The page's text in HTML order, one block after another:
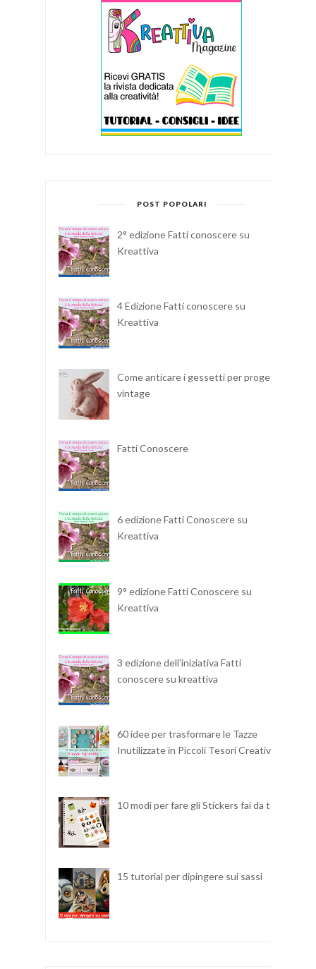
POST POPOLARI
2° edizione Fatti conoscere su
Kreattiva
4 Edizione Fatti conoscere su
Kreattiva
Come anticare i gessetti per progetti
vintage
Fatti Conoscere
6 edizione Fatti Conoscere su
Kreattiva
9° edizione Fatti Conoscere su
Kreattiva
3 edizione dell'iniziativa Fatti
conoscere su kreattiva
60 idee per trasformare le Tazze
Inutilizzate in Piccoli Tesori Creativi
10 modi per fare gli Stickers fai da te
15 tutorial per dipingere sui sassi